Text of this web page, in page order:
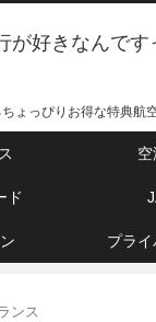
が好きなんです
ょっぴりお得な特典航
ド
プラ
ンス